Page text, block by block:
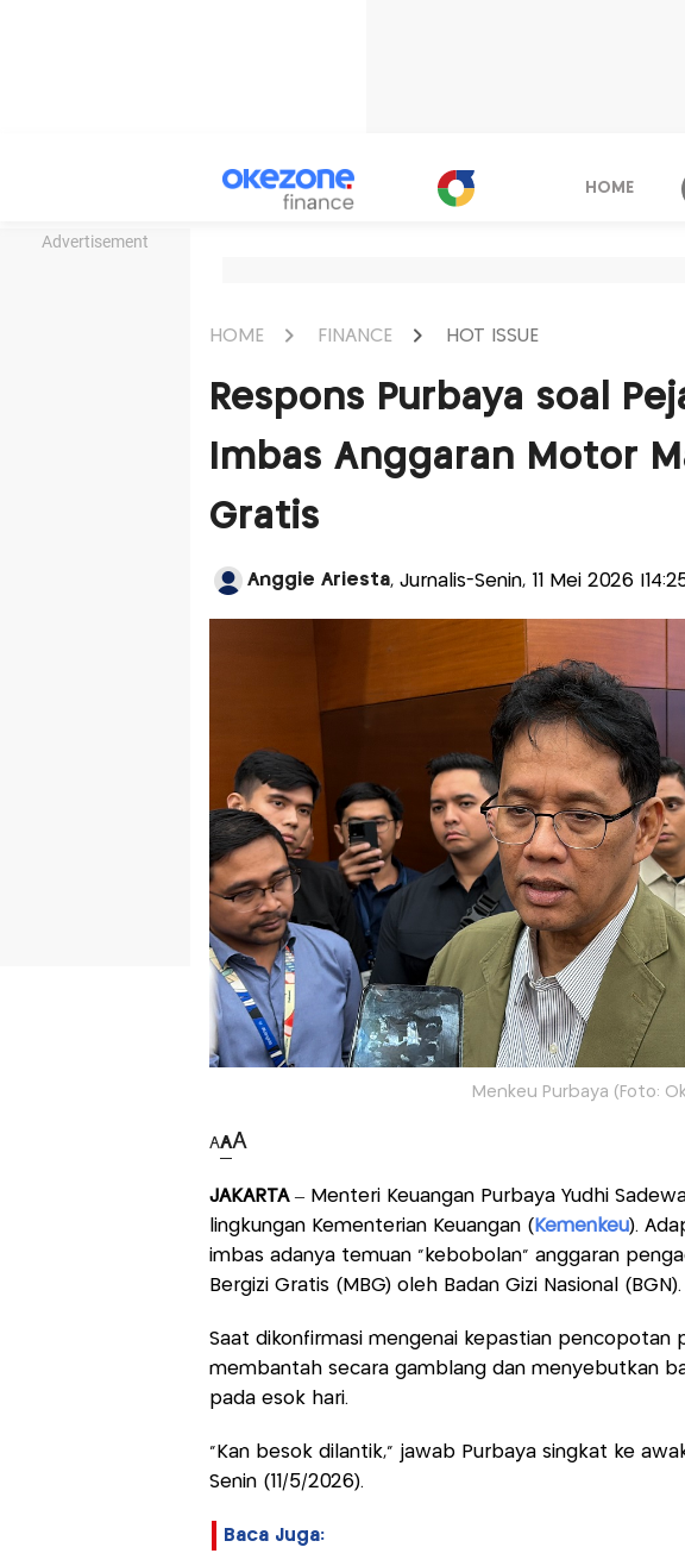
Advertisement
HOME
HOME FINANCE HOT ISSUE
Respons Purbaya soal
Imbas Anggaran Motor
Gratis
Anggie Ariesta, Jurnalis-Senin, 11 Mei 2026
Menkeu Purbaya (Foto:
AAA
JAKARTA– Menteri Keuangan Purbaya Yudhi
lingkungan Kementerian Keuangan ( Kemenkeu).
imbas adanya temuan "kebobolan" anggaran
Bergizi Gratis (MBG) oleh Badan Gizi Nasional (BGN).
Saat dikonfirmasi mengenai kepastian
membantah secara gamblang dan menyebutkan
pada esok hari.
"Kan besok dilantik," jawab Purbaya singkat ke
Senin (11/5/2026).
Baca Juga: